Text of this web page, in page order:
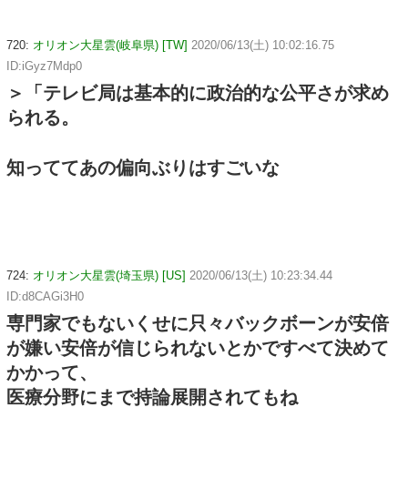
720: オリオン大星雲(岐阜県) [TW] 2020/06/13(土) 10:02:16.75
ID:iGyz7Mdp0
＞「テレビ局は基本的に政治的な公平さが求め
られる。
知っててあの偏向ぶりはすごいな
724: オリオン大星雲(埼玉県) [US] 2020/06/13(土) 10:23:34.44
ID:d8CAGi3H0
専門家でもないくせに只々バックボーンが安倍
が嫌い安倍が信じられないとかですべて決めて
かかって、
医療分野にまで持論展開されてもね